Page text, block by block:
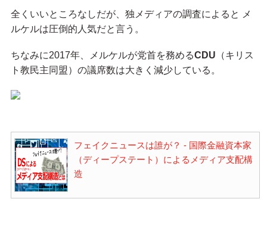
全くいいところなしだが、独メディアの調査によると メ
ルケルは圧倒的人気だと言う。
ちなみに2017年、メルケルが党首を務めるCDU （キリス
ト教民主同盟）の議席数は大きく減少している。
フェイクニュースは誰が？ - 国際金融資本家
（ディープステート）によるメディア支配構
造